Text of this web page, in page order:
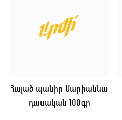
Հալած պանիր Մարիաննա
դասական 100գր